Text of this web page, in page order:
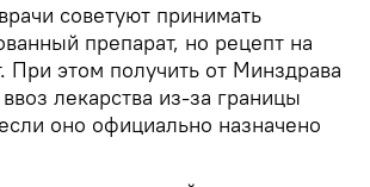
советуют принимать
препарат, но рецепт на
При этом получить от Минздрава
лекарства из-за границы
оно официально назначено